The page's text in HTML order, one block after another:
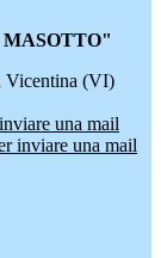
MASOTTO"
Vicentina (VI)
una mail
inviare una mail